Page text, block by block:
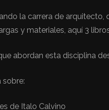
la carrera de
y materiales, aquí 3
abordan esta disciplina
sobre:
de Italo Calvino